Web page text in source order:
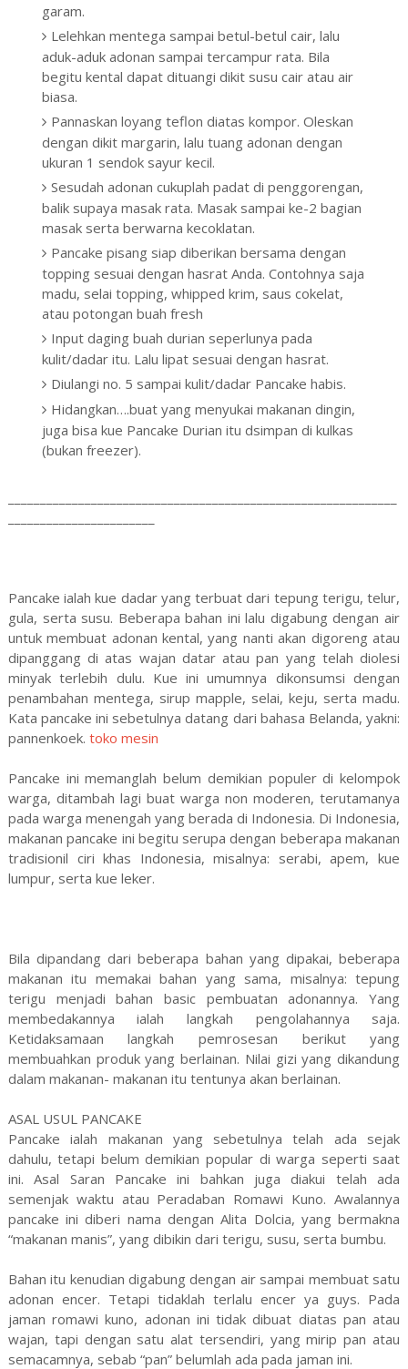
garam.
Lelehkan mentega sampai betul-betul cair, lalu
aduk-aduk adonan sampai tercampur rata. Bila
begitu kental dapat dituangi dikit susu cair atau air
biasa.
Pannaskan loyang teflon diatas kompor. Oleskan
dengan dikit margarin, lalu tuang adonan dengan
ukuran 1 sendok sayur kecil.
Sesudah adonan cukuplah padat di penggorengan,
balik supaya masak rata. Masak sampai ke-2 bagian
masak serta berwarna kecoklatan.
Pancake pisang siap diberikan bersama dengan
topping sesuai dengan hasrat Anda. Contohnya saja
madu, selai topping, whipped krim, saus cokelat,
atau potongan buah fresh
Input daging buah durian seperlunya pada
kulit/dadar itu. Lalu lipat sesuai dengan hasrat.
Diulangi no. 5 sampai kulit/dadar Pancake habis.
Hidangkan….buat yang menyukai makanan dingin,
juga bisa kue Pancake Durian itu dsimpan di kulkas
(bukan freezer).
Pancake ialah kue dadar yang terbuat dari tepung terigu, telur,
gula, serta susu. Beberapa bahan ini lalu digabung dengan air
untuk membuat adonan kental, yang nanti akan digoreng atau
dipanggang di atas wajan datar atau pan yang telah diolesi
minyak terlebih dulu. Kue ini umumnya dikonsumsi dengan
penambahan mentega, sirup mapple, selai, keju, serta madu.
Kata pancake ini sebetulnya datang dari bahasa Belanda, yakni:
pannenkoek. toko mesin
Pancake ini memanglah belum demikian populer di kelompok
warga, ditambah lagi buat warga non moderen, terutamanya
pada warga menengah yang berada di Indonesia. Di Indonesia,
makanan pancake ini begitu serupa dengan beberapa makanan
tradisionil ciri khas Indonesia, misalnya: serabi, apem, kue
lumpur, serta kue leker.
Bila dipandang dari beberapa bahan yang dipakai, beberapa
makanan itu memakai bahan yang sama, misalnya: tepung
terigu menjadi bahan basic pembuatan adonannya. Yang
membedakannya ialah langkah pengolahannya saja.
Ketidaksamaan langkah pemrosesan berikut yang
membuahkan produk yang berlainan. Nilai gizi yang dikandung
dalam makanan- makanan itu tentunya akan berlainan.
ASAL USUL PANCAKE
Pancake ialah makanan yang sebetulnya telah ada sejak
dahulu, tetapi belum demikian popular di warga seperti saat
ini. Asal Saran Pancake ini bahkan juga diakui telah ada
semenjak waktu atau Peradaban Romawi Kuno. Awalannya
pancake ini diberi nama dengan Alita Dolcia, yang bermakna
“makanan manis”, yang dibikin dari terigu, susu, serta bumbu.
Bahan itu kenudian digabung dengan air sampai membuat satu
adonan encer. Tetapi tidaklah terlalu encer ya guys. Pada
jaman romawi kuno, adonan ini tidak dibuat diatas pan atau
wajan, tapi dengan satu alat tersendiri, yang mirip pan atau
semacamnya, sebab “pan” belumlah ada pada jaman ini.